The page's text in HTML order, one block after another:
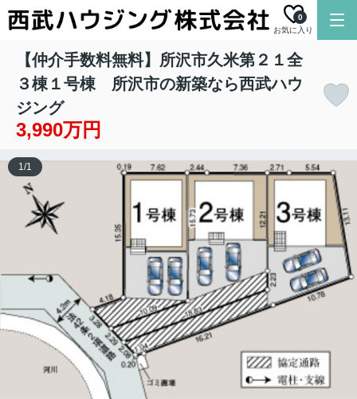
お気に入り
0
【仲介手数料無料】所沢市久米第２１全
３棟１号棟 所沢市の新築なら西武ハウ
ジング
3,990万円
1/1